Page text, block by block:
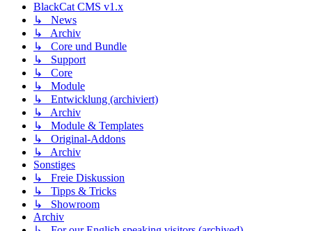
BlackCat CMS v1.x
↳ News
↳ Archiv
↳ Core und Bundle
↳ Support
↳ Core
↳ Module
↳ Entwicklung (archiviert)
↳ Archiv
↳ Module & Templates
↳ Original-Addons
↳ Archiv
Sonstiges
↳ Freie Diskussion
↳ Tipps & Tricks
↳ Showroom
Archiv